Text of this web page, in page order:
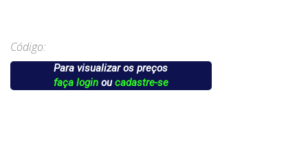
Código:
Para visualizar os preços
faça loginoucadastre-se